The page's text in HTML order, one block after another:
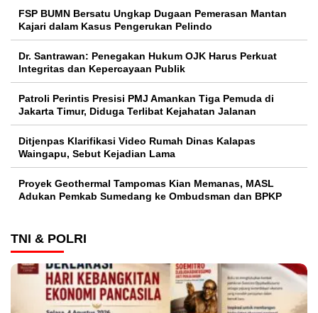
FSP BUMN Bersatu Ungkap Dugaan Pemerasan Mantan
Kajari dalam Kasus Pengerukan Pelindo
Dr. Santrawan: Penegakan Hukum OJK Harus Perkuat
Integritas dan Kepercayaan Publik
Patroli Perintis Presisi PMJ Amankan Tiga Pemuda di
Jakarta Timur, Diduga Terlibat Kejahatan Jalanan
Ditjenpas Klarifikasi Video Rumah Dinas Kalapas
Waingapu, Sebut Kejadian Lama
Proyek Geothermal Tampomas Kian Memanas, MASL
Adukan Pemkab Sumedang ke Ombudsman dan BPKP
TNI & POLRI